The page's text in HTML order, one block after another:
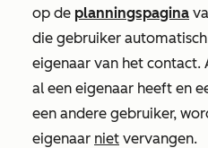
op de planningspagina
die gebruiker
eigenaar van het contact.
al een eigenaar heeft en
een andere gebruiker,
eigenaar niet vervangen.